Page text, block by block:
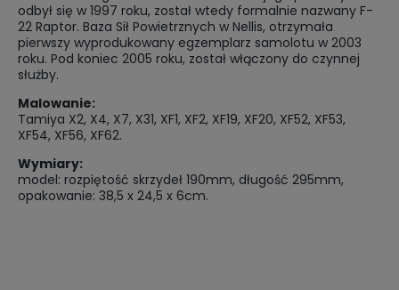
odbył się w 1997 roku, został wtedy formalnie nazwany F-
22 Raptor. Baza Sił Powietrznych w Nellis, otrzymała
pierwszy wyprodukowany egzemplarz samolotu w 2003
roku. Pod koniec 2005 roku, został włączony do czynnej
służby.
Malowanie:
Tamiya X2, X4, X7, X31, XF1, XF2, XF19, XF20, XF52, XF53,
XF54, XF56, XF62.
Wymiary:
model: rozpiętość skrzydeł 190mm, długość 295mm,
opakowanie: 38,5 x 24,5 x 6cm.